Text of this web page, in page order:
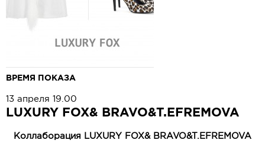
ВРЕМЯ ПОКАЗА
13 апреля 19.00
LUXURY FOX& BRAVO&T.EFREMOVA
Коллаборация LUXURY FOX&BRAVO&T.EFREMOVA